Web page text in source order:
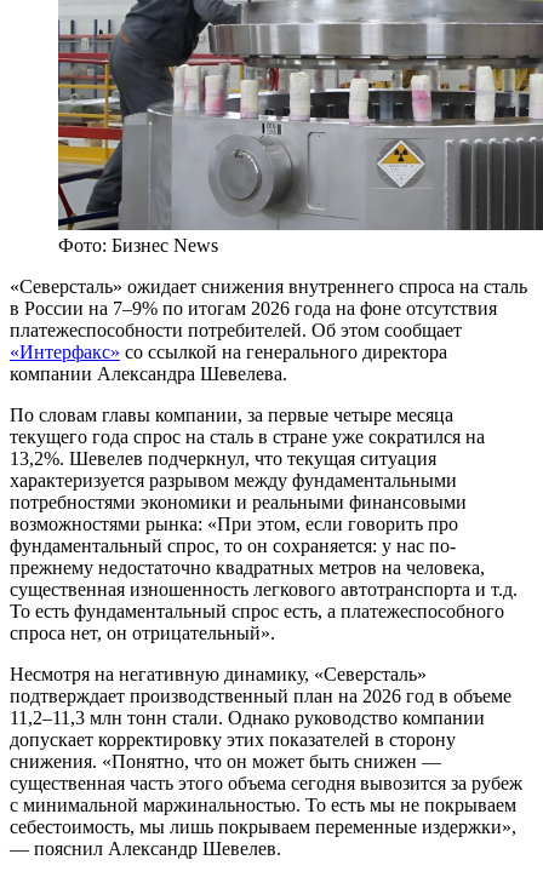
Фото: Бизнес News
«Северсталь» ожидает снижения внутреннего спроса на сталь
в России на 7–9% по итогам 2026 года на фоне отсутствия
платежеспособности потребителей. Об этом сообщает
«Интерфакс» со ссылкой на генерального директора
компании Александра Шевелева.
По словам главы компании, за первые четыре месяца
текущего года спрос на сталь в стране уже сократился на
13,2%. Шевелев подчеркнул, что текущая ситуация
характеризуется разрывом между фундаментальными
потребностями экономики и реальными финансовыми
возможностями рынка: «При этом, если говорить про
фундаментальный спрос, то он сохраняется: у нас по-
прежнему недостаточно квадратных метров на человека,
существенная изношенность легкового автотранспорта и т.д.
То есть фундаментальный спрос есть, а платежеспособного
спроса нет, он отрицательный».
Несмотря на негативную динамику, «Северсталь»
подтверждает производственный план на 2026 год в объеме
11,2–11,3 млн тонн стали. Однако руководство компании
допускает корректировку этих показателей в сторону
снижения. «Понятно, что он может быть снижен —
существенная часть этого объема сегодня вывозится за рубеж
с минимальной маржинальностью. То есть мы не покрываем
себестоимость, мы лишь покрываем переменные издержки»,
— пояснил Александр Шевелев.